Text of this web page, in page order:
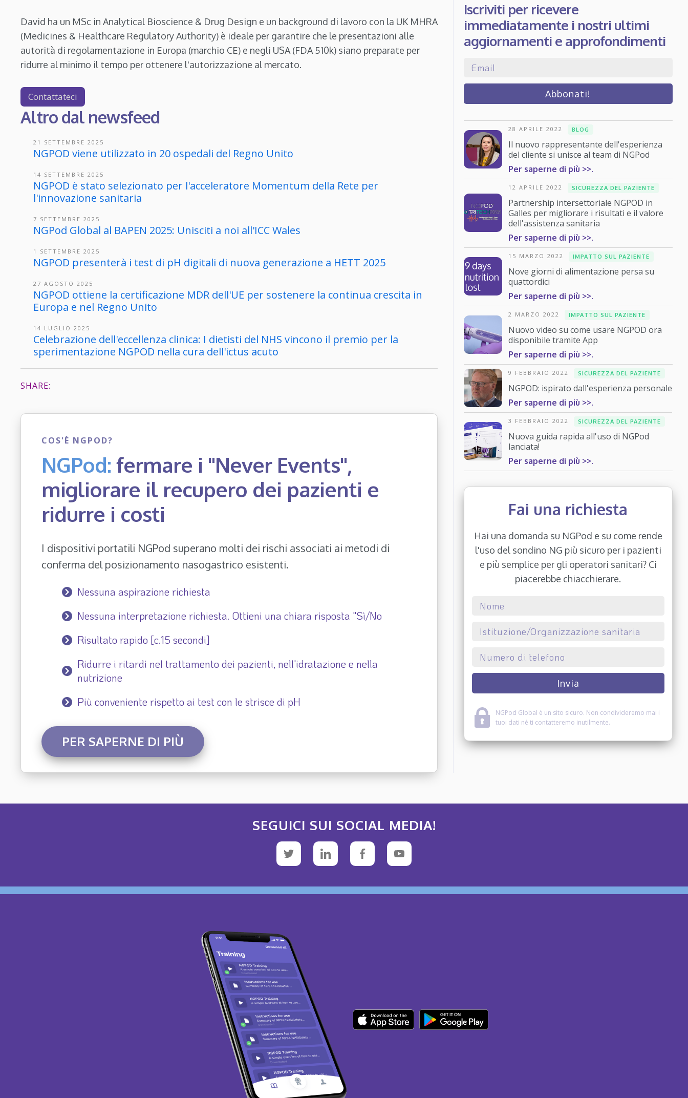
David ha un MSc in Analytical Bioscience & Drug Design e un background di lavoro con la UK MHRA
(Medicines & Healthcare Regulatory Authority) è ideale per garantire che le presentazioni alle
autorità di regolamentazione in Europa (marchio CE) e negli USA (FDA 510k) siano preparate per
ridurre al minimo il tempo per ottenere l'autorizzazione al mercato.
Contattateci
Altro dal newsfeed
21 SETTEMBRE 2025
NGPOD viene utilizzato in 20 ospedali del Regno Unito
14 SETTEMBRE 2025
NGPOD è stato selezionato per l'acceleratore Momentum della Rete per
l'innovazione sanitaria
7 SETTEMBRE 2025
NGPod Global al BAPEN 2025: Unisciti a noi all'ICC Wales
1 SETTEMBRE 2025
NGPOD presenterà i test di pH digitali di nuova generazione a HETT 2025
27 AGOSTO 2025
NGPOD ottiene la certificazione MDR dell'UE per sostenere la continua crescita in
Europa e nel Regno Unito
14 LUGLIO 2025
Celebrazione dell'eccellenza clinica: I dietisti del NHS vincono il premio per la
sperimentazione NGPOD nella cura dell'ictus acuto
SHARE:
COS'È NGPOD?
NGPod: fermare i "Never Events",
migliorare il recupero dei pazienti e
ridurre i costi
I dispositivi portatili NGPod superano molti dei rischi associati ai metodi di
conferma del posizionamento nasogastrico esistenti.
Nessuna aspirazione richiesta
Nessuna interpretazione richiesta. Ottieni una chiara risposta "Sì/No
Risultato rapido [c.15 secondi]
Ridurre i ritardi nel trattamento dei pazienti, nell'idratazione e nella
nutrizione
Più conveniente rispetto ai test con le strisce di pH
PER SAPERNE DI PIÙ
Iscriviti per ricevere
immediatamente i nostri ultimi
aggiornamenti e approfondimenti
28 APRILE 2022 BLOG
Il nuovo rappresentante dell'esperienza
del cliente si unisce al team di NGPod
Per saperne di più >>.
12 APRILE 2022 SICUREZZA DEL PAZIENTE
Partnership intersettoriale NGPOD in
Galles per migliorare i risultati e il valore
dell'assistenza sanitaria
Per saperne di più >>.
15 MARZO 2022 IMPATTO SUL PAZIENTE
Nove giorni di alimentazione persa su
quattordici
Per saperne di più >>.
2 MARZO 2022 IMPATTO SUL PAZIENTE
Nuovo video su come usare NGPOD ora
disponibile tramite App
Per saperne di più >>.
9 FEBBRAIO 2022 SICUREZZA DEL PAZIENTE
NGPOD: ispirato dall'esperienza personale
Per saperne di più >>.
3 FEBBRAIO 2022 SICUREZZA DEL PAZIENTE
Nuova guida rapida all'uso di NGPod
lanciata!
Per saperne di più >>.
Fai una richiesta
Hai una domanda su NGPod e su come rende
l'uso del sondino NG più sicuro per i pazienti
e più semplice per gli operatori sanitari? Ci
piacerebbe chiacchierare.
NGPod Global è un sito sicuro. Non condivideremo mai i
tuoi dati né ti contatteremo inutilmente.
SEGUICI SUI SOCIAL MEDIA!